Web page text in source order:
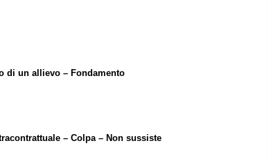
di un allievo – Fondamento
– Colpa – Non sussiste